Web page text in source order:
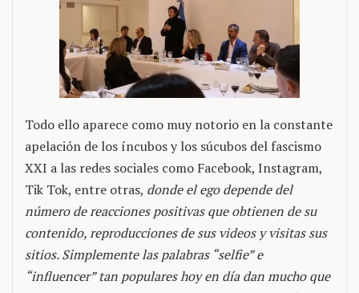
Todo ello aparece como muy notorio en la constante
apelación de los íncubos y los súcubos del fascismo
XXI a las redes sociales como Facebook, Instagram,
Tik Tok, entre otras, donde el ego depende del
número de reacciones positivas que obtienen de su
contenido, reproducciones de sus videos y visitas sus
sitios. Simplemente las palabras “selfie” e
“influencer” tan populares hoy en día dan mucho que